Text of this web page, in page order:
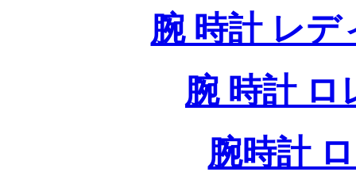
腕 時計 レデ
腕 時計 ロ
腕時計